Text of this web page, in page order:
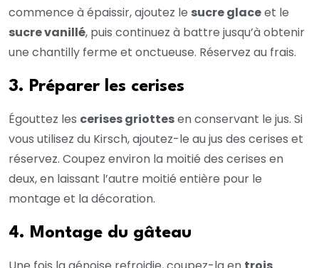
commence à épaissir, ajoutez le sucre glaceet le
sucre vanillé, puis continuez à battre jusqu’à obtenir
une chantilly ferme et onctueuse. Réservez au frais.
3. Préparer les cerises
Égouttez les cerises griottesen conservant le jus. Si
vous utilisez du Kirsch, ajoutez-le au jus des cerises et
réservez. Coupez environ la moitié des cerises en
deux, en laissant l’autre moitié entière pour le
montage et la décoration.
4. Montage du gâteau